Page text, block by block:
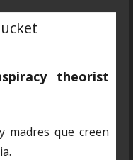
theorist
madres que creen